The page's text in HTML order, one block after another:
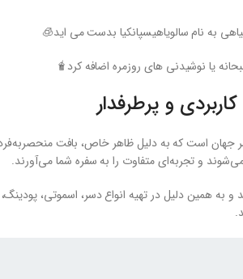
به نام سالویاهیسپانکیا بدست می اید🧊
یا نوشیدنی های روزمره اضافه کرد🧋
و پرطرفدار
است که به دلیل ظاهر خاص، بافت
و تجربه‌ای متفاوت را به سفره شما می‌آورند.
به همین دلیل در تهیه انواع دسر، اسموتی،